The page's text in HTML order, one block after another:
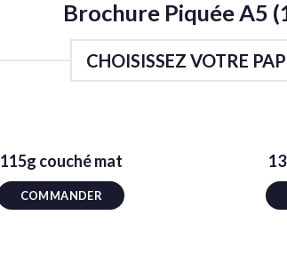
Brochure Piquée A5
CHOISISSEZ VOTRE
115g couché mat
COMMANDER